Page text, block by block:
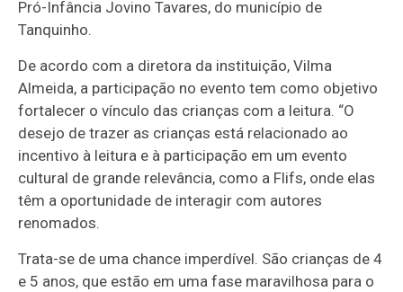
Pró-Infância Jovino Tavares, do município de
Tanquinho.
De acordo com a diretora da instituição, Vilma
Almeida, a participação no evento tem como objetivo
fortalecer o vínculo das crianças com a leitura. “O
desejo de trazer as crianças está relacionado ao
incentivo à leitura e à participação em um evento
cultural de grande relevância, como a Flifs, onde elas
têm a oportunidade de interagir com autores
renomados.
Trata-se de uma chance imperdível. São crianças de 4
e 5 anos, que estão em uma fase maravilhosa para o